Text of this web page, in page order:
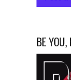
BE YOU,